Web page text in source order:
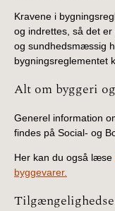
Kravene i
og indrettes, så det
og sundhedsmæssig
bygningsreglementet
Alt om byggeri
Generel information
findes på Social- og
Her kan du også læse
byggevarer.